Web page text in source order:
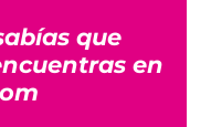
que
en